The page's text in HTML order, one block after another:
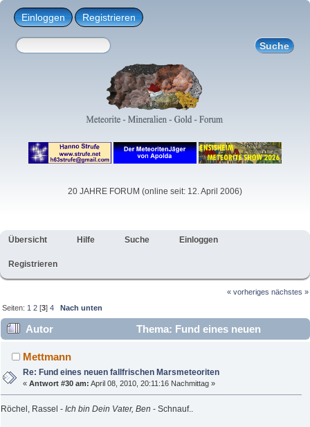
Einloggen Registrieren
20 JAHRE FORUM (online seit: 12. April 2006)
Übersicht Hilfe Suche Einloggen
Registrieren
« vorheriges nächstes »
Seiten: 1 2 [3]4 Nach unten
Autor
Thema: Fund eines neuen
fallfrischen Marsmeteoriten (Gelesen 19235 mal)
Mettmann
Re: Fund eines neuen fallfrischen Marsmeteoriten
«Antwort #30 am: April 08, 2010, 20:11:16 Nachmittag »
Röchel, Rassel - Ich bin Dein Vater, Ben - Schnauf..